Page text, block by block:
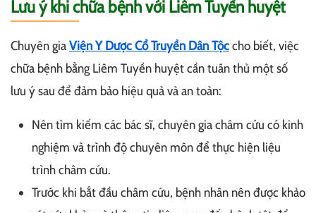
Lưu ý khi chữa bệnh với Liêm Tuyền huyệt
Chuyên giaViện Y Dược Cổ Truyền Dân Tộccho biết, việc
chữa bệnh bằng Liêm Tuyền huyệt cần tuân thủ một số
lưu ý sau để đảm bảo hiệu quả và an toàn:
Nên tìm kiếm các bác sĩ, chuyên gia châm cứu có kinh
nghiệm và trình độ chuyên môn để thực hiện liệu
trình châm cứu.
Trước khi bắt đầu châm cứu, bệnh nhân nên được khảo